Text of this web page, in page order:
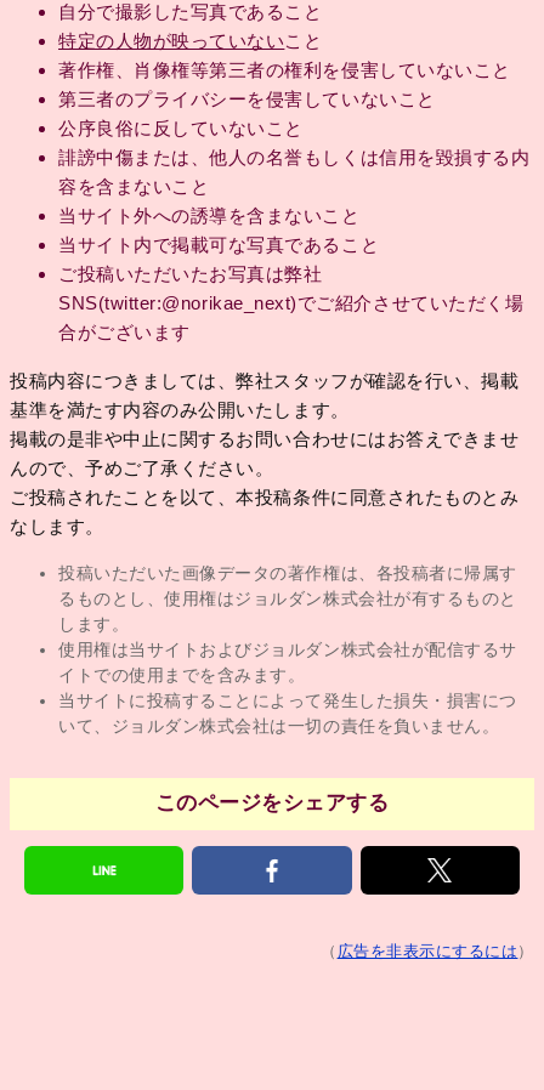
自分で撮影した写真であること
特定の人物が映っていないこと
著作権、肖像権等第三者の権利を侵害していないこと
第三者のプライバシーを侵害していないこと
公序良俗に反していないこと
誹謗中傷または、他人の名誉もしくは信用を毀損する内
容を含まないこと
当サイト外への誘導を含まないこと
当サイト内で掲載可な写真であること
ご投稿いただいたお写真は弊社
SNS(twitter:@norikae_next)でご紹介させていただく場
合がございます
投稿内容につきましては、弊社スタッフが確認を行い、掲載
基準を満たす内容のみ公開いたします。
掲載の是非や中止に関するお問い合わせにはお答えできませ
んので、予めご了承ください。
ご投稿されたことを以て、本投稿条件に同意されたものとみ
なします。
投稿いただいた画像データの著作権は、各投稿者に帰属す
るものとし、使用権はジョルダン株式会社が有するものと
します。
使用権は当サイトおよびジョルダン株式会社が配信するサ
イトでの使用までを含みます。
当サイトに投稿することによって発生した損失・損害につ
いて、ジョルダン株式会社は一切の責任を負いません。
このページをシェアする
（ 広告を非表示にするには ）